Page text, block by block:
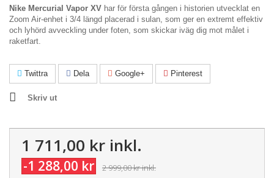
Nike Mercurial Vapor XV har för första gången i historien utvecklat en
Zoom Air-enhet i 3/4 längd placerad i sulan, som ger en extremt effektiv
och lyhörd avveckling under foten, som skickar iväg dig mot målet i
raketfart.
Twittra Dela Google+ Pinterest
Skriv ut
1 711,00 kr inkl.
-1 288,00 kr 2 999,00 krinkl.